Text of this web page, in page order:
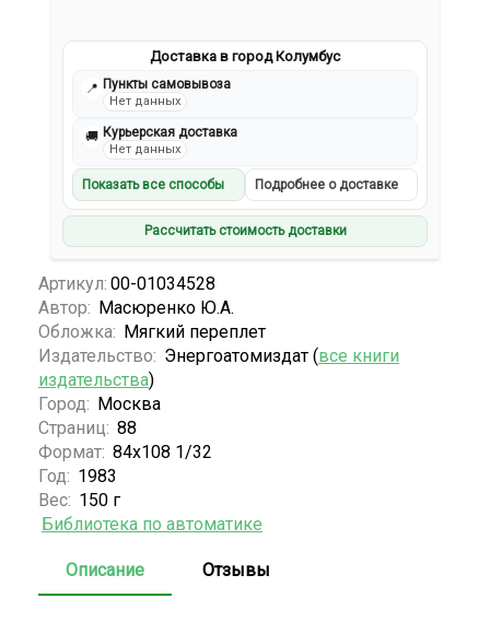
Доставка в город Колумбус
📍 Пункты самовывоза
Нет данных
🚚 Курьерская доставка
Нет данных
Показать все способы Подробнее о доставке
Рассчитать стоимость доставки
Артикул: 00-01034528
Автор: Масюренко Ю.А.
Обложка: Мягкий переплет
Издательство: Энергоатомиздат (все книги
издательства)
Город: Москва
Страниц: 88
Формат: 84х108 1/32
Год: 1983
Вес: 150 г
Библиотека по автоматике
Описание Отзывы